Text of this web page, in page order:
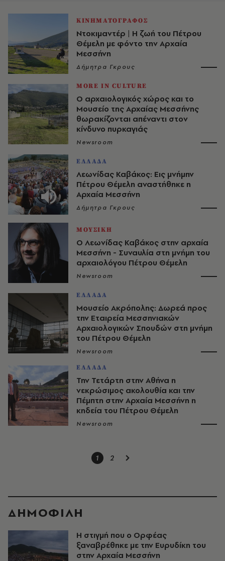
ΚΙΝΗΜΑΤΟΓΡΑΦΟΣ
Ντοκιμαντέρ | Η ζωή του Πέτρου
Θέμελn με φόντο τnν Αρxαία
Μεσσήνn
Δήμητρα Γκρους
MORE IN CULTURE
Ο αρχαιολογικός χώρος και το
Μουσείο της Αρχαίας Μεσσήνης
θωρακίζονται απέναντι στον
κίνδυνο πυρκαγιάς
Newsroom
ΕΛΛΑΔΑ
Λεωνίδας Καβάκος: Εις μνήμην
Πέτρου Θέμελη αναστήθηκε η
Αρχαία Μεσσήνη
Δήμητρα Γκρους
ΜΟΥΣΙΚΗ
O Λεωνίδας Καβάκος στην αρχαία
Μεσσήνη - Συναυλία στη μνήμη του
αρχαιολόγου Πέτρου Θέμελη
Newsroom
ΕΛΛΑΔΑ
Μουσείο Ακρόπολης: Δωρεά προς
την Εταιρεία Μεσσηνιακών
Αρχαιολογικών Σπουδών στη μνήμη
του Πέτρου Θέμελη
Newsroom
ΕΛΛΑΔΑ
Την Τετάρτη στην Αθήνα η
νεκρώσιμος ακολουθία και την
Πέμπτη στην Αρχαία Μεσσήνη η
κηδεία του Πέτρου Θέμελη
Newsroom
1 2
ΔΗΜΟΦΙΛΗ
Η στιγμή που ο Ορφέας
ξαναβρέθηκε με την Ευρυδίκη του
στην Αρχαία Μεσσήνη